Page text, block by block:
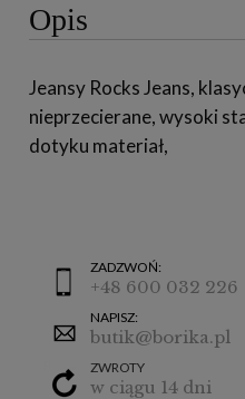
Opis
Jeansy Rocks Jeans,
nieprzecierane, wysoki
dotyku materiał,
ZADZWOŃ:
+48 600 032 226
NAPISZ:
butik@borika.pl
ZWROTY
w ciągu 14 dni